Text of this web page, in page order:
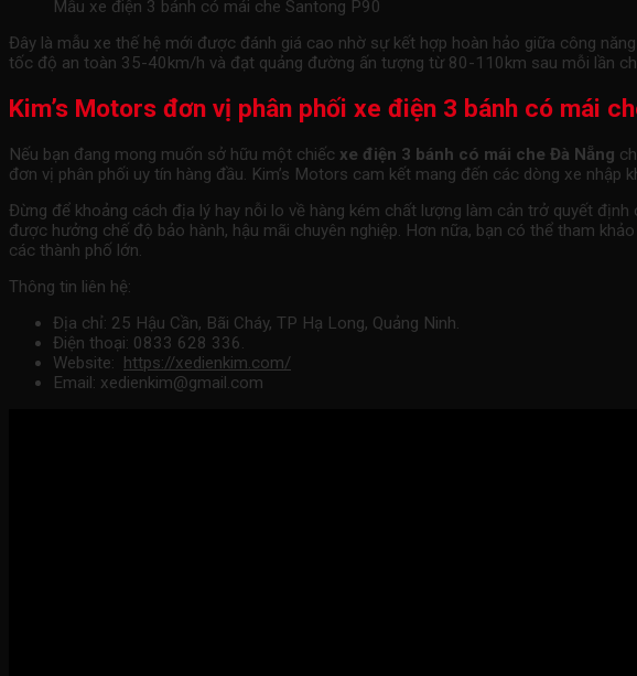
Mẫu xe điện 3 bánh có mái che Santong P90
Đây là mẫu xe thế hệ mới được đánh giá cao nhờ sự kết hợp hoàn hảo giữa công
tốc độ an toàn 35-40km/h và đạt quảng đường ấn tượng từ 80-110km sau mỗi lần
Kim’s Motors đơn vị phân phối xe điện 3 bánh có mái
Nếu bạn đang mong muốn sở hữu một chiếc xe điện 3 bánh có mái che Đà Nẵng
đơn vị phân phối uy tín hàng đầu. Kim’s Motors cam kết mang đến các dòng xe
Đừng để khoảng cách địa lý hay nỗi lo về hàng kém chất lượng làm cản trở quyết
được hưởng chế độ bảo hành, hậu mãi chuyên nghiệp. Hơn nữa, bạn có thể tham
các thành phố lớn.
Thông tin liên hệ:
Địa chỉ: 25 Hậu Cần, Bãi Cháy, TP Hạ Long, Quảng Ninh.
Điện thoại: 0833 628 336.
Website: https://xedienkim.com/
Email: xedienkim@gmail.com